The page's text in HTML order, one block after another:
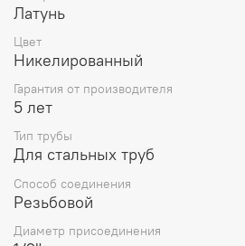
Латунь
Цвет
Никелированный
Гарантия от производителя
5 лет
Тип трубы
Для стальных труб
Способ соединения
Резьбовой
Диаметр присоединения